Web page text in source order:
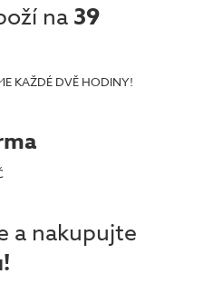
na 39
KAŽDÉ DVĚ HODINY!
a nakupujte